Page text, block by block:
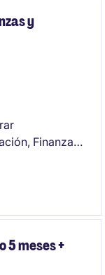
y
Finanzas,
las distintas
meses +